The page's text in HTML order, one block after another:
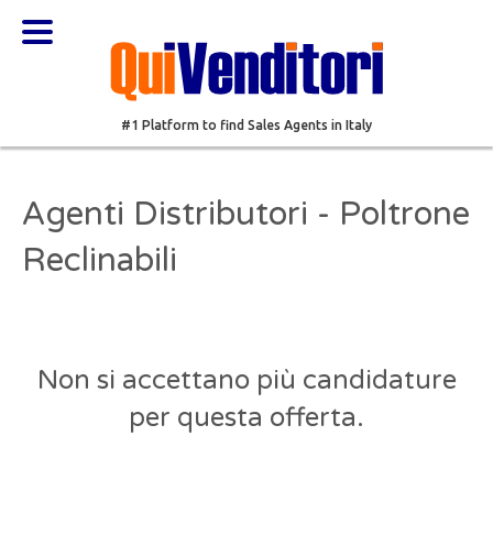
#1 Platform to find Sales Agents in Italy
Agenti Distributori - Poltrone
Reclinabili
Non si accettano più candidature
per questa offerta.